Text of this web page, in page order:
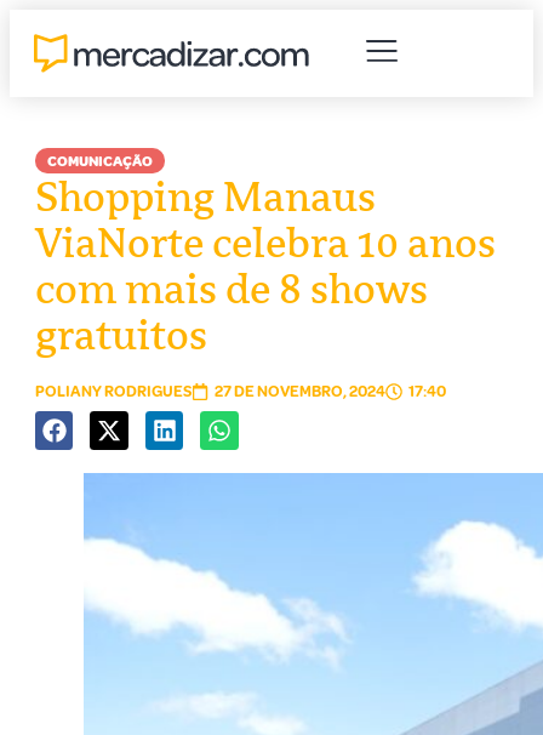
COMUNICAÇÃO
Shopping Manaus
ViaNorte celebra 10 anos
com mais de 8 shows
gratuitos
POLIANY RODRIGUES 27 DE NOVEMBRO, 2024 17:40